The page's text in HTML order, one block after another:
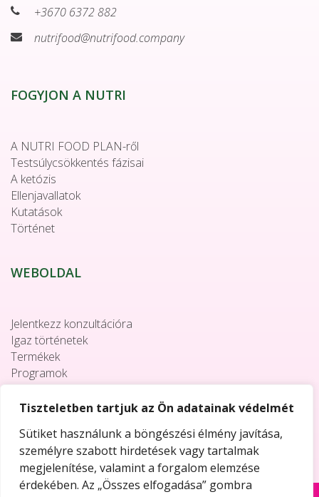
Tiszteletben tartjuk az Ön adatainak védelmét
Sütiket használunk a böngészési élmény javítása,
személyre szabott hirdetések vagy tartalmak
megjelenítése, valamint a forgalom elemzése
érdekében. Az „Összes elfogadása” gombra
+3670 6372 882
nutrifood@nutrifood.company
FOGYJON A NUTRI
A NUTRI FOOD PLAN-ről
Testsúlycsökkentés fázisai
A ketózis
Ellenjavallatok
Kutatások
Történet
WEBOLDAL
Jelentkezz konzultációra
Igaz történetek
Termékek
Programok
Együttműködés
Elérhetőségek